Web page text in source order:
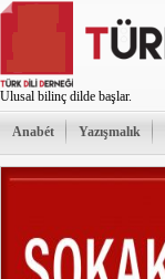
Ulusal bilinç dilde başlar.
Anabét Yazışmalık